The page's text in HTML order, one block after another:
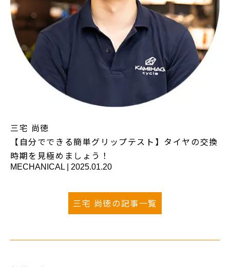
三宅 尚徳
【自分でできる簡単グリップテスト】タイヤの交換
時期を見極めましょう！
MECHANICAL 2025.01.20
三宅 尚徳の記事一覧